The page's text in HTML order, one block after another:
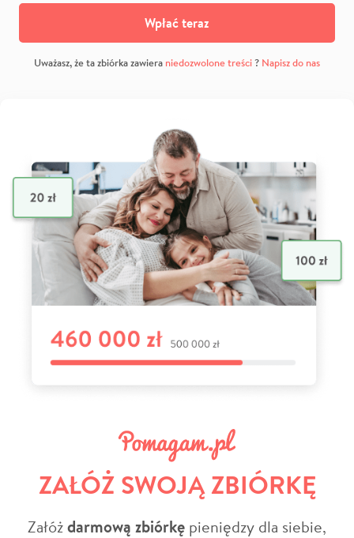
Wpłać teraz
Uważasz, że ta zbiórka zawiera niedozwolone treści? Napisz do nas
ZAŁÓŻ SWOJĄ ZBIÓRKĘ
Załóżdarmową zbiórkę pieniędzy dla siebie,